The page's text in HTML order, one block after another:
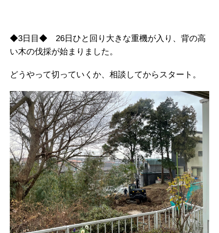
◆3日目◆ 26日ひと回り大きな重機が入り、背の高
い木の伐採が始まりました。
どうやって切っていくか、相談してからスタート。